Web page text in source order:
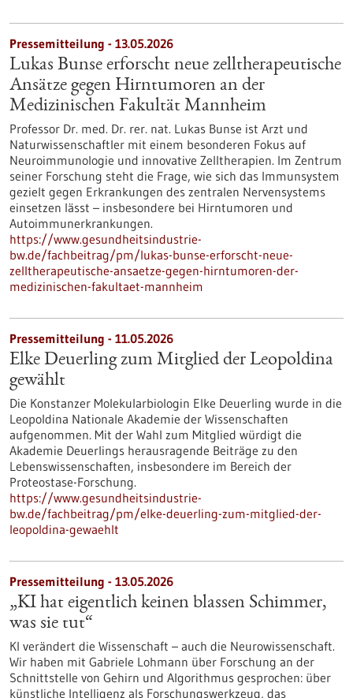
Pressemitteilung - 13.05.2026
Lukas Bunse erforscht neue zelltherapeutische
Ansätze gegen Hirntumoren an der
Medizinischen Fakultät Mannheim
Professor Dr. med. Dr. rer. nat. Lukas Bunse ist Arzt und
Naturwissenschaftler mit einem besonderen Fokus auf
Neuroimmunologie und innovative Zelltherapien. Im Zentrum
seiner Forschung steht die Frage, wie sich das Immunsystem
gezielt gegen Erkrankungen des zentralen Nervensystems
einsetzen lässt – insbesondere bei Hirntumoren und
Autoimmunerkrankungen.
https://www.gesundheitsindustrie-
bw.de/fachbeitrag/pm/lukas-bunse-erforscht-neue-
zelltherapeutische-ansaetze-gegen-hirntumoren-der-
medizinischen-fakultaet-mannheim
Pressemitteilung - 11.05.2026
Elke Deuerling zum Mitglied der Leopoldina
gewählt
Die Konstanzer Molekularbiologin Elke Deuerling wurde in die
Leopoldina Nationale Akademie der Wissenschaften
aufgenommen. Mit der Wahl zum Mitglied würdigt die
Akademie Deuerlings herausragende Beiträge zu den
Lebenswissenschaften, insbesondere im Bereich der
Proteostase-Forschung.
https://www.gesundheitsindustrie-
bw.de/fachbeitrag/pm/elke-deuerling-zum-mitglied-der-
leopoldina-gewaehlt
Pressemitteilung - 13.05.2026
„KI hat eigentlich keinen blassen Schimmer,
was sie tut“
KI verändert die Wissenschaft – auch die Neurowissenschaft.
Wir haben mit Gabriele Lohmann über Forschung an der
Schnittstelle von Gehirn und Algorithmus gesprochen: über
künstliche Intelligenz als Forschungswerkzeug, das